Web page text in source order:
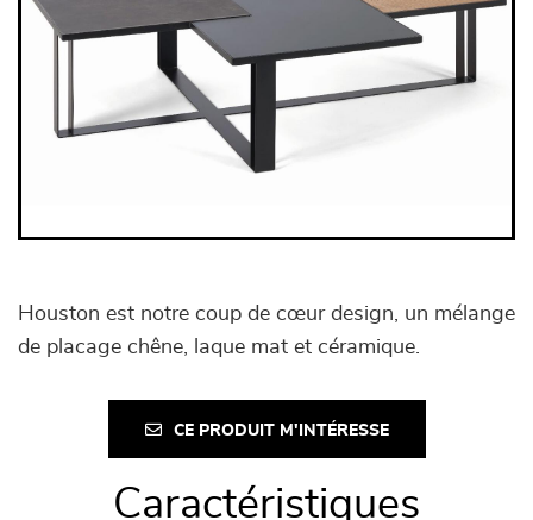
Houston est notre coup de cœur design, un mélange
de placage chêne, laque mat et céramique.
CE PRODUIT M'INTÉRESSE
Caractéristiques